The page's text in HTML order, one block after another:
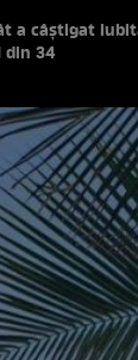
a câștigat
din 34